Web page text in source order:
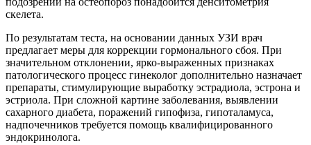
скелета.
По результатам теста, на основании данных УЗИ врач
предлагает меры для коррекции гормонального сбоя. При
значительном отклонении, ярко-выраженных признаках
патологического процесс гинеколог дополнительно назначает
препараты, стимулирующие выработку эстрадиола, эстрона и
эстриола. При сложной картине заболевания, выявлении
сахарного диабета, поражений гипофиза, гипоталамуса,
надпочечников требуется помощь квалифицированного
эндокринолога.